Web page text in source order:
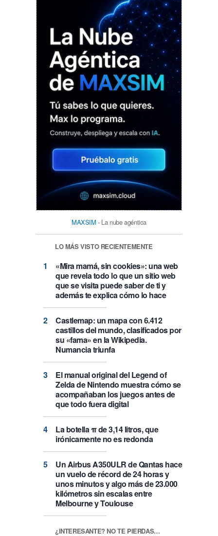
MAXSIM - La nube agéntica
LO MÁS VISTO RECIENTEMENTE
«Mira mamá, sin cookies»: una web
que revela todo lo que un sitio web
que se visita puede saber de ti y
además te explica cómo lo hace
Castlemap: un mapa con 6.412
castillos del mundo, clasificados por
su «fama» en la Wikipedia.
Numancia triunfa
El manual original del Legend of
Zelda de Nintendo muestra cómo se
acompañaban los juegos antes de
que todo fuera digital
La botella π de 3,14 litros, que
irónicamente no es redonda
Un Airbus A350ULR de Qantas hace
un vuelo de récord de 24 horas y
unos minutos y algo más de 23.000
kilómetros sin escalas entre
Melbourne y Toulouse
¿INTERESANTE? NO TE PIERDAS…